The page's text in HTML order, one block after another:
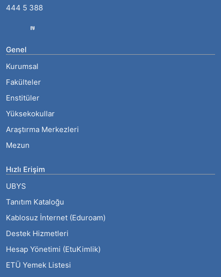
444 5 388
Genel
Kurumsal
Fakülteler
Enstitüler
Yüksekokullar
Araştırma Merkezleri
Mezun
Hızlı Erişim
UBYS
Tanıtım Kataloğu
Kablosuz İnternet (Eduroam)
Destek Hizmetleri
Hesap Yönetimi (EtuKimlik)
ETÜ Yemek Listesi